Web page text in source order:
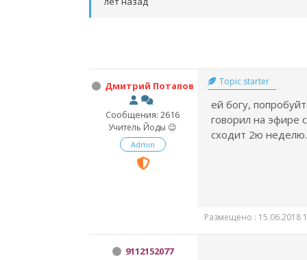
Дмитрий Потапов
Сообщения: 2616
Учитель Йоды 😉
Admin
Topic starter
ей богу,
говорил на эфире
сходит 2ю
Размещено : 15.06.2018
9112152077